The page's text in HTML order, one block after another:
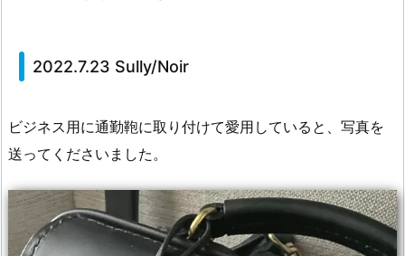
2022.7.23 Sully/Noir
ビジネス用に通勤鞄に取り付けて愛用していると、写真を
送ってくださいました。